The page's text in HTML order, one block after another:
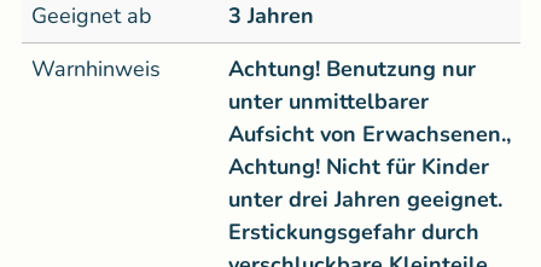
Geeignet ab
3 Jahren
Warnhinweis
Achtung! Benutzung nur
unter unmittelbarer
Aufsicht von Erwachsenen.,
Achtung! Nicht für Kinder
unter drei Jahren geeignet.
Erstickungsgefahr durch